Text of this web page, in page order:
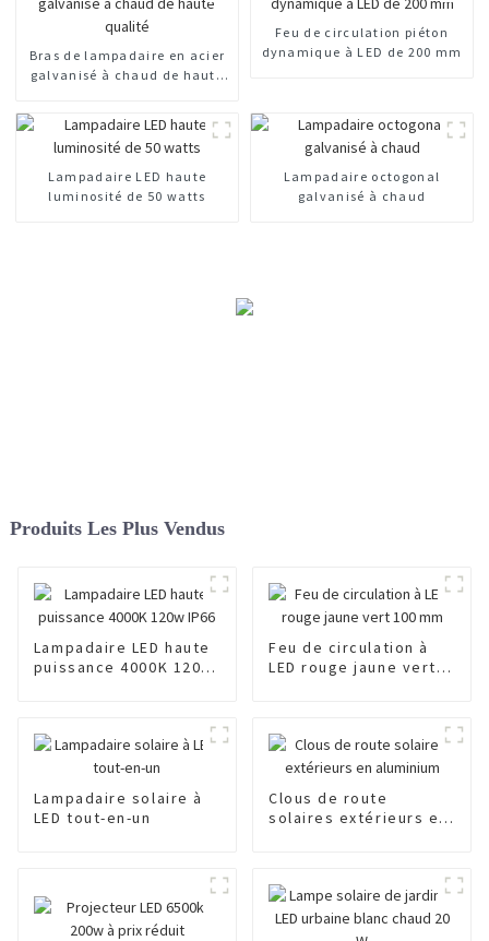
Bras de lampadaire en acier
galvanisé à chaud de haute
Feu de circulation piéton
dynamique à LED de 200 mm
Lampadaire LED haute
luminosité de 50 watts
Lampadaire octogonal
galvanisé à chaud
Produits Les Plus Vendus
Lampadaire LED haute
puissance 4000K 120w
Feu de circulation à
LED rouge jaune vert
Lampadaire solaire à
LED tout-en-un
Clous de route
solaires extérieurs en